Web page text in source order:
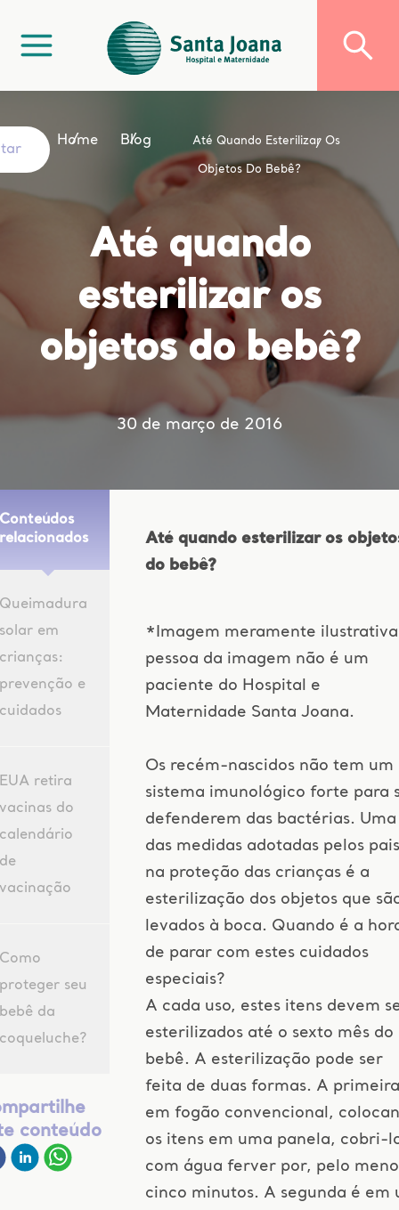
Home Blog Até Quando Esterilizar Os
Objetos Do Bebê?
Até quando
esterilizar os
objetos do bebê?
30 de março de 2016
Conteúdos
relacionados
Queimadura
solar em
crianças:
prevenção e
cuidados
EUA retira
vacinas do
calendário
de
vacinação
Como
proteger seu
bebê da
coqueluche?
conteúdo
Até quando esterilizar os
do bebê?
*Imagem meramente
pessoa da imagem não é um
paciente do Hospital e
Maternidade Santa Joana.
Os recém-nascidos não tem um
sistema imunológico forte para
defenderem das bactérias. Uma
das medidas adotadas pelos pais
na proteção das crianças é a
esterilização dos objetos que
levados à boca. Quando é a
de parar com estes cuidados
especiais?
A cada uso, estes itens devem
esterilizados até o sexto mês do
bebê. A esterilização pode ser
feita de duas formas. A
em fogão convencional,
os itens em uma panela, cobri-
com água ferver por, pelo
cinco minutos. A segunda é em